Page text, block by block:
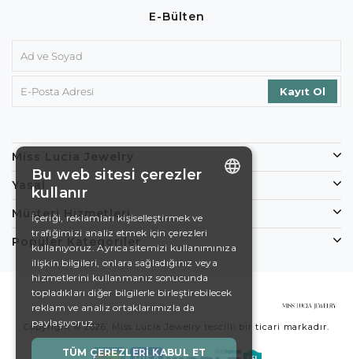
E-Bülten
Miss Lucia Jewelry
Yasal
Müşteri Hizmetleri
Popüler Kategoriler
Copyright © 2026, Miss Lucia Jewelry tescilli bir ticari markadır.
DE
EN
SWEDISH
TURKISH
Bu web sitesi çerezler
kullanır
İçeriği, reklamları kişiselleştirmek ve
trafiğimizi analiz etmek için çerezleri
kullanıyoruz. Ayrıca sitemizi kullanımınıza
ilişkin bilgileri, onlara sağladığınız veya
hizmetlerini kullanmanız sonucunda
topladıkları diğer bilgilerle birleştirebilecek
reklam ve analiz ortaklarımızla da
paylaşıyoruz.
TÜM ÇEREZLERI KABUL ET